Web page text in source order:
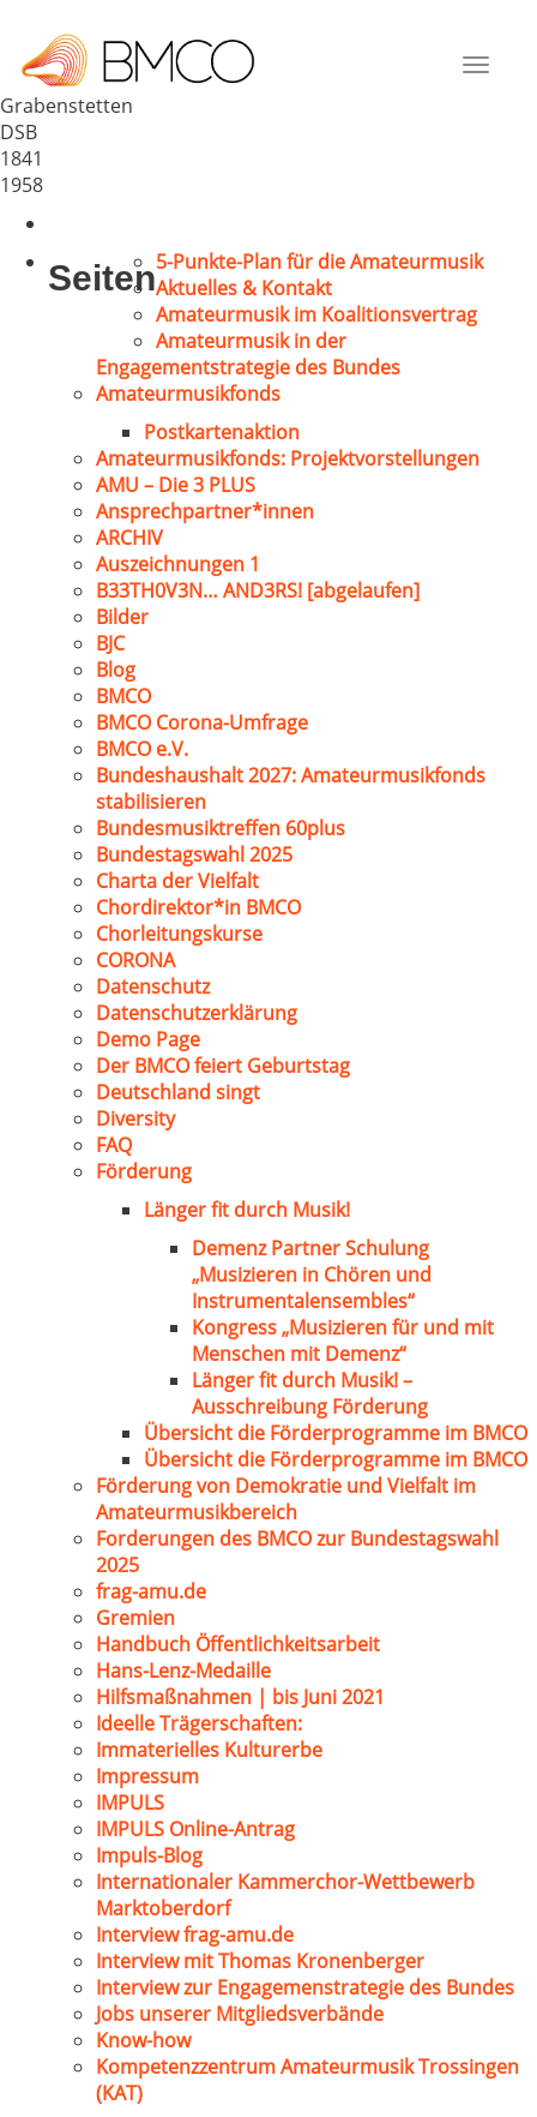
Toggle
Deutschland
72582
Grabenstetten
DSB
1841
1958
Seiten5-Punkte-Plan für die Amateurmusik
Aktuelles & Kontakt
Amateurmusik im Koalitionsvertrag
Amateurmusik in der
Engagementstrategie des Bundes
Amateurmusikfonds
Postkartenaktion
Amateurmusikfonds: Projektvorstellungen
AMU – Die 3 PLUS
Ansprechpartner*innen
ARCHIV
Auszeichnungen 1
B33TH0V3N… AND3RS! [abgelaufen]
Bilder
BJC
Blog
BMCO
BMCO Corona-Umfrage
BMCO e.V.
Bundeshaushalt 2027: Amateurmusikfonds
stabilisieren
Bundesmusiktreffen 60plus
Bundestagswahl 2025
Charta der Vielfalt
Chordirektor*in BMCO
Chorleitungskurse
CORONA
Datenschutz
Datenschutzerklärung
Demo Page
Der BMCO feiert Geburtstag
Deutschland singt
Diversity
FAQ
Förderung
Länger fit durch Musik!
Demenz Partner Schulung
„Musizieren in Chören und
Instrumentalensembles“
Kongress „Musizieren für und mit
Menschen mit Demenz“
Länger fit durch Musik! –
Ausschreibung Förderung
Übersicht die Förderprogramme im BMCO
Übersicht die Förderprogramme im BMCO
Förderung von Demokratie und Vielfalt im
Amateurmusikbereich
Forderungen des BMCO zur Bundestagswahl
2025
frag-amu.de
Gremien
Handbuch Öffentlichkeitsarbeit
Hans-Lenz-Medaille
Hilfsmaßnahmen | bis Juni 2021
Ideelle Trägerschaften:
Immaterielles Kulturerbe
Impressum
IMPULS
IMPULS Online-Antrag
Impuls-Blog
Internationaler Kammerchor-Wettbewerb
Marktoberdorf
Interview frag-amu.de
Interview mit Thomas Kronenberger
Interview zur Engagemenstrategie des Bundes
Jobs unserer Mitgliedsverbände
Know-how
Kompetenzzentrum Amateurmusik Trossingen
(KAT)